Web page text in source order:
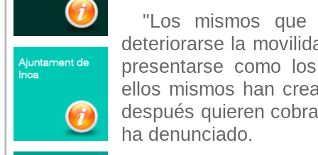
"Los mismos que
deteriorarse la
presentarse como
ellos mismos han
después quieren
ha denunciado.